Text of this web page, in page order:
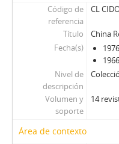
E - Ercilla
ER - El Rebelde
EV - Eva
H - Hoy
LG - La Gironda
LPa - La Patria
LP - La Prensa
M - Margarita
Código de
referencia
CL
Título
China
Fecha(s)
Nivel de
descripción
Volumen y
soporte
14
Área de contexto